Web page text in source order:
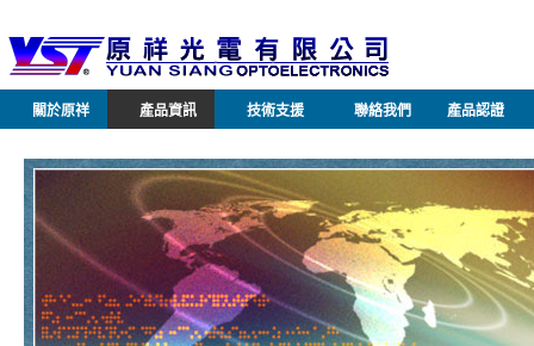
關於原祥 產品資訊 技術支援 聯絡我們 產品認證